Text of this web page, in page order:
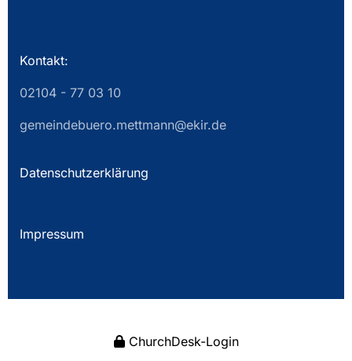
Kontakt:
02104 - 77 03 10
gemeindebuero.mettmann@ekir.de
Datenschutzerklärung
Impressum
ChurchDesk-Login